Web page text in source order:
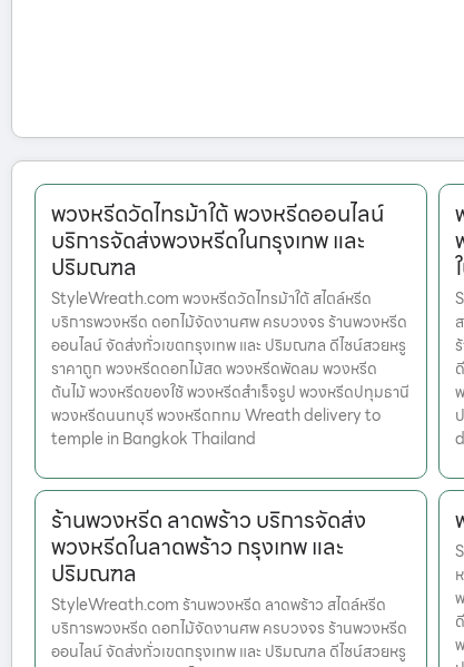
พวงหรีดวัดไทรม้าใต้ พวงหรีดออนไลน์
บริการจัดส่งพวงหรีดในกรุงเทพ และ
ปริมณฑล
StyleWreath.com พวงหรีดวัดไทรม้าใต้ สไตล์หรีด
บริการพวงหรีด ดอกไม้จัดงานศพ ครบวงจร ร้านพวงหรีด
ออนไลน์ จัดส่งทั่วเขตกรุงเทพ และ ปริมณฑล ดีไซน์สวยหรู
ราคาถูก พวงหรีดดอกไม้สด พวงหรีดพัดลม พวงหรีด
ต้นไม้ พวงหรีดของใช้ พวงหรีดสำเร็จรูป พวงหรีดปทุมธานี
พวงหรีดนนทบุรี พวงหรีดกทม Wreath delivery to
temple in Bangkok Thailand
ร้านพวงหรีด ลาดพร้าว บริการจัดส่ง
พวงหรีดในลาดพร้าว กรุงเทพ และ
ปริมณฑล
StyleWreath.com ร้านพวงหรีด ลาดพร้าว สไตล์หรีด
บริการพวงหรีด ดอกไม้จัดงานศพ ครบวงจร ร้านพวงหรีด
ออนไลน์ จัดส่งทั่วเขตกรุงเทพ และ ปริมณฑล ดีไซน์สวยหรู